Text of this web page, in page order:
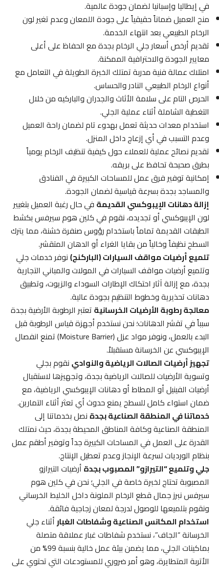
في إيطاليا وإسبانيا لضمان جودة عالمية.
منح العميل ضماناً حقيقياً على جودة اللمعان وعدم تغير لون
الرخام الطبيعي بعد انتهاء الخدمة.
تقديم أرخص أسعار جلي الرخام بجدة مع الحفاظ على أعلى
معايير الجودة والاحترافية الممكنة.
امتلاك عمالة فنية مدربة تمتلك الخبرة الطويلة في التعامل مع
أنواع الرخام الطبيعي النادر والحساس.
الحرص التام على سلامة الأثاث والجدران والباركيه من خلال
التغطية الشاملة أثناء عملية الجلي.
استخدام معدات حديثة تعمل بهدوء تام لضمان راحة العميل
وعدم التسبب في أي إزعاج داخل المنزل.
تقديم نصائح عملية للعملاء حول كيفية تنظيف الرخام يومياً
بطرق صحيحة تحافظ على بريقه.
إمكانية توفير فرق عمل للمساحات الكبيرة في الفنادق
والمساجد بجدة بسرعة قياسية لضمان الجودة.
إزالة دهانات الإيبوكسي القديمةفي حال رغبة العميل بتغيير
لون الإيبوكسي أو تجديده، نقوم في كلين هوم سيرفس بكشط
الطبقات القديمة تماماً باستخدام رؤوس صنفرة خشنة، مما يترك
السطح نظيفاً وخالياً من بقايا الغراء أو الدهان المتقشر.
تلميع أرضيات مواقف السيارات (الباركنج)نوفر خدمات جلي
وتلميع أرضيات مواقف السيارات في المولات والمباني التجارية
بجدة، مع إزالة آثار احتكاك الإطارات السوداء والزيوت، وتطبيق
دهانات تحذيرية وخطوط التنظيم بجودة عالية.
معالجة رطوبة الأرضيات الخرسانيةتعتبر الرطوبة الأرضية بجدة
سبباً في تقشر الدهانات؛ نحن نستخدم أجهزة قياس الرطوبة قبل
البدء بالعمل، ونوفر مواد عزل (Moisture Barrier) تمنع انفصال
الإيبوكسي عن الخرسانة مستقبلاً.
تجهيز أرضيات الصالات الرياضية والنوادينقوم بجلي
وتسوية الأرضيات للصالات الرياضية بجدة، وتجهيزها لاستقبال
أرضيات الفينيل أو المطاط أو دهانات الإيبوكسي الرياضية، مع
ضمان استواء كامل للسطح يمنع حدوث أي تعثر أثناء التمارين.
خدماتنا في المنطقة الصناعية بجدةنصل بخدماتنا إلى
المنطقة الصناعية وكافة المناطق المحيطة بجدة، حيث نمتلك
القدرة على العمل في المساحات الكبيرة جداً وتوفير أطقم عمل
بنظام الورديات لسرعة الإنجاز وعدم تعطيل الإنتاج.
جلي وتلميع “التيرازو” المصبوب بجدةأرضيات التيرازو
المصبوبة تحتاج لخبرة خاصة في الجلي؛ نحن في كلين هوم
سيرفس نبرز جمال قطع الرخام الملونة داخل الخليط الخرساني
ونقوم بتلميعها للوصول لدرجة لمعان زجاجية فائقة.
استخدام المكانس الصناعية وشفاطات الغبارأثناء جلي
الخرسانة “الجاف”، نستخدم شفاطات غبار عملاقة متصلة
بماكينات الجلي، مما يضمن بيئة عمل خالية بنسبة 99% من
الأتربة المتطايرة، وهو أمر ضروري للمستودعات التي تحتوي على